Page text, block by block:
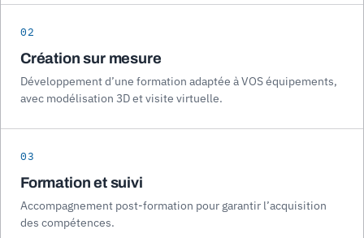
02
Création sur mesure
Développement d’une formation adaptée à VOS équipements,
avec modélisation 3D et visite virtuelle.
03
Formation et suivi
Accompagnement post-formation pour garantir l’acquisition
des compétences.